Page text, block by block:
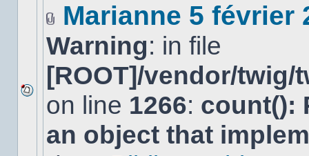
Aucun
nouveau
message
non-
joint(s)
Marianne 5 février
Warning: in file
[ROOT]/vendor/
on line 1266: count():
an object that